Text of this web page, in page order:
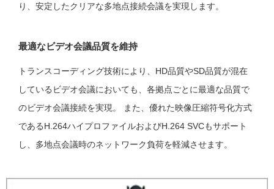
り、安定したクリアな多地点接続会議を実現します。
最適なビデオ会議品質を維持
トランスコーディング技術により、HD品質やSD品質が混在
しているビデオ会議においても、各拠点ごとに最適な品質で
のビデオ会議接続を実現。 また、優れた映像圧縮符号化方式
であるH.264ハイプロファイルおよびH.264 SVCもサポート
し、多地点会議時のネットワーク負荷を軽減させます。